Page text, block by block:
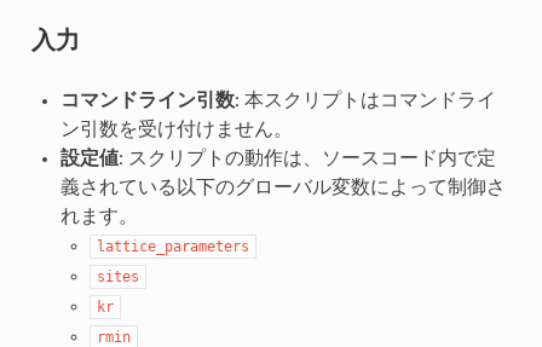
入力
コマンドライン引数: 本スクリプトはコマンドライ
ン引数を受け付けません。
設定値: スクリプトの動作は、ソースコード内で定
義されている以下のグローバル変数によって制御さ
れます。
lattice_parameters
sites
kr
rmin